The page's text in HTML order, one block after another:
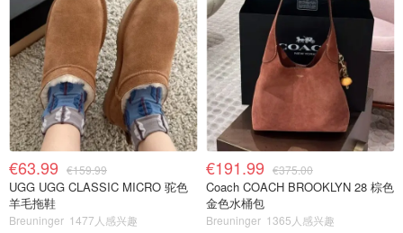
€63.99 €159.99
UGG UGG CLASSIC MICRO 驼色
羊毛拖鞋
Breuninger 1477人感兴趣
€191.99 €375.00
Coach COACH BROOKLYN 28 棕色
金色水桶包
Breuninger 1365人感兴趣